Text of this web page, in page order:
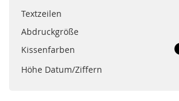
Textzeilen
Abdruckgröße
Kissenfarben
Höhe Datum/Ziffern